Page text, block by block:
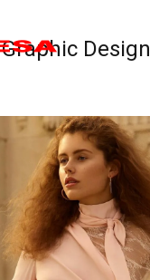
Graphic Design